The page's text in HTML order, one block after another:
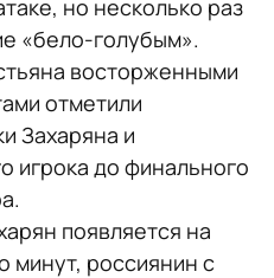
но несколько раз
«бело-голубым».
восторженными
отметили
Захаряна и
игрока до финального
появляется на
минут, россиянин с